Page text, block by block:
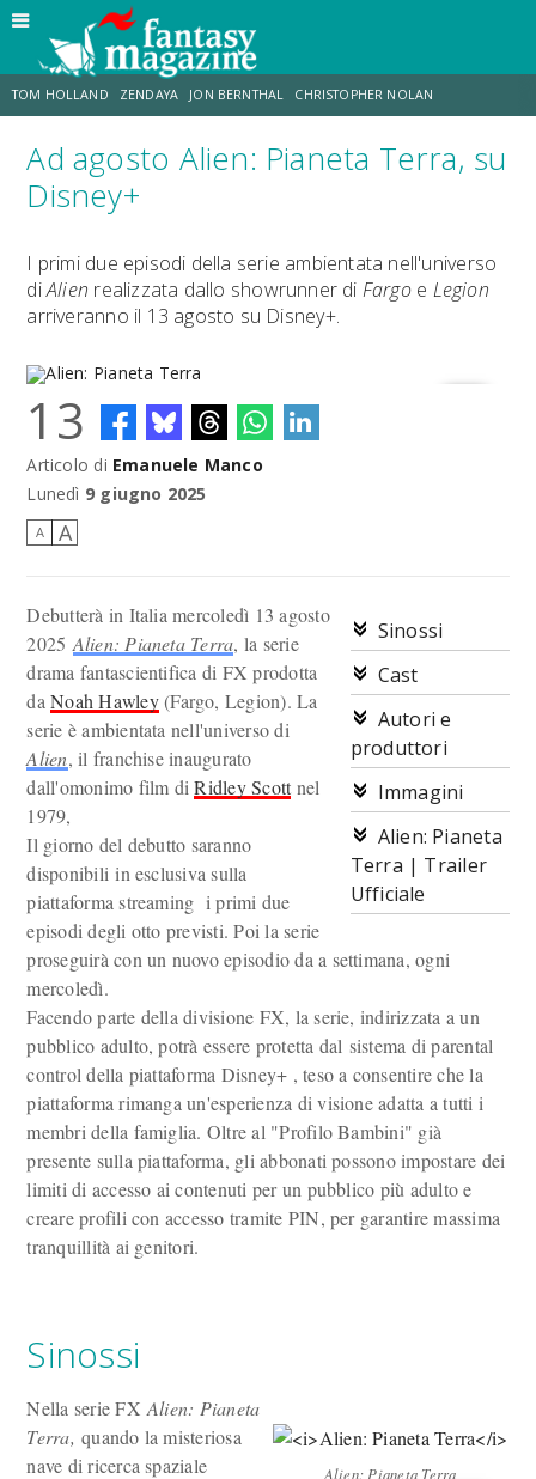
TOM HOLLAND ZENDAYA JON BERNTHAL CHRISTOPHER NOLAN
STRANIMONDI LUCCA COMICS & GAMES ODISSEA MARK RUFFALO
Ad agosto Alien: Pianeta Terra, su
Disney+
I primi due episodi della serie ambientata nell'universo
diAlien realizzata dallo showrunner di Fargoe Legion
arriveranno il 13 agosto su Disney+.
Alien: Pianeta Terra
13
Articolo di Emanuele Manco
Lunedì 9 giugno 2025
A A
Sinossi
Cast
Autori e
produttori
Immagini
Alien: Pianeta
Terra | Trailer
Ufficiale
Debutterà in Italia mercoledì 13 agosto
2025 Alien: Pianeta Terra, la serie
drama fantascientifica di FX prodotta
daNoah Hawley(Fargo, Legion). La
serie è ambientata nell'universo di
Alien, il franchise inaugurato
dall'omonimo film diRidley Scottnel
1979,
Il giorno del debutto saranno
disponibili in esclusiva sulla
piattaforma streaming i primi due
episodi degli otto previsti. Poi la serie
proseguirà con un nuovo episodio da a settimana, ogni
mercoledì.
Facendo parte della divisione FX, la serie, indirizzata a un
pubblico adulto, potrà essere protetta dal sistema di parental
control della piattaforma Disney+ , teso a consentire che la
piattaforma rimanga un'esperienza di visione adatta a tutti i
membri della famiglia. Oltre al "Profilo Bambini" già
presente sulla piattaforma, gli abbonati possono impostare dei
limiti di accesso ai contenuti per un pubblico più adulto e
creare profili con accesso tramite PIN, per garantire massima
tranquillità ai genitori.
Sinossi
Alien: Pianeta Terra
Nella serie FXAlien: Pianeta
Terra,quando la misteriosa
nave di ricerca spaziale